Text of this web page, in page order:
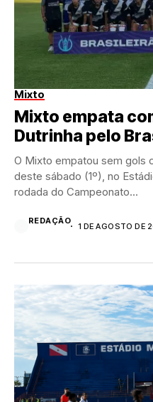
Mixto
Mixto empata
Dutrinha pelo
O Mixto empatou sem gols
deste sábado (1º), no
rodada do Campeonato...
REDAÇÃO
1 DE AGOSTO DE